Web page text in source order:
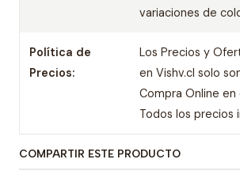
variaciones de
Política de
Precios:
Los Precios y
en Vishv.cl solo
Compra Online
Todos los precios
COMPARTIR ESTE PRODUCTO